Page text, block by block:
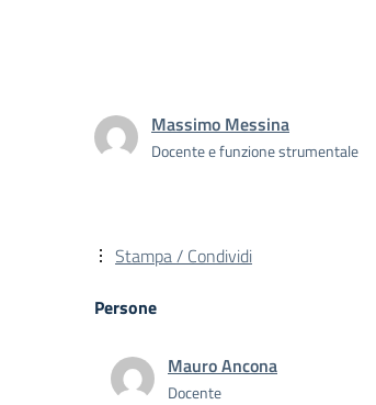
Massimo Messina
Docente e funzione strumentale
Stampa / Condividi
Persone
Mauro Ancona
Docente